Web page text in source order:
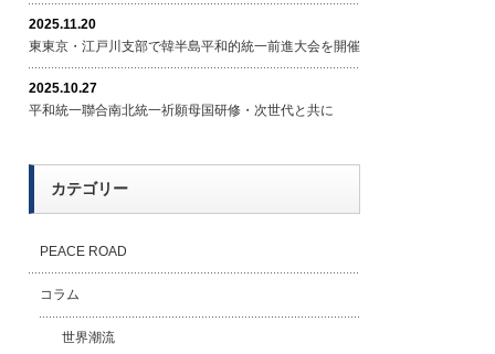
2025.11.20
東東京・江戸川支部で韓半島平和的統一前進大会を開催
2025.10.27
平和統一聯合南北統一祈願母国研修・次世代と共に
カテゴリー
PEACE ROAD
コラム
世界潮流